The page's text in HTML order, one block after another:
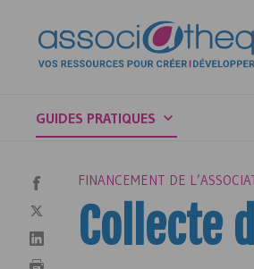
GUIDES PRATIQUES
FINANCEMENT DE
Collecte